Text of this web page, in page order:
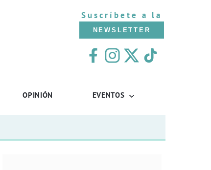
Suscríbete a la
NEWSLETTER
OPINIÓN EVENTOS